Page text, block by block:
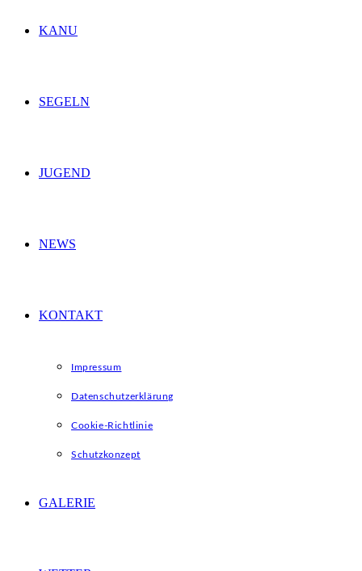
KANU
SEGELN
JUGEND
NEWS
KONTAKT
Impressum
Datenschutzerklärung
Cookie-Richtlinie
Schutzkonzept
GALERIE